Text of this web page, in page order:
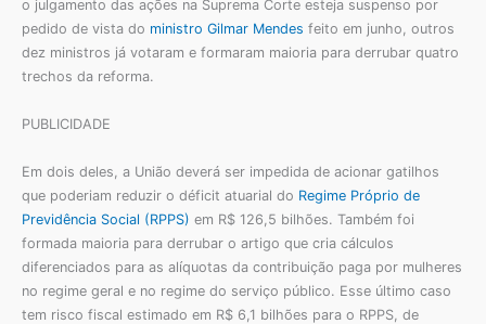
o julgamento das ações na Suprema Corte esteja suspenso por
pedido de vista do ministro Gilmar Mendes feito em junho, outros
dez ministros já votaram e formaram maioria para derrubar quatro
trechos da reforma.
PUBLICIDADE
Em dois deles, a União deverá ser impedida de acionar gatilhos
que poderiam reduzir o déficit atuarial do Regime Próprio de
Previdência Social (RPPS) em R$ 126,5 bilhões. Também foi
formada maioria para derrubar o artigo que cria cálculos
diferenciados para as alíquotas da contribuição paga por mulheres
no regime geral e no regime do serviço público. Esse último caso
tem risco fiscal estimado em R$ 6,1 bilhões para o RPPS, de